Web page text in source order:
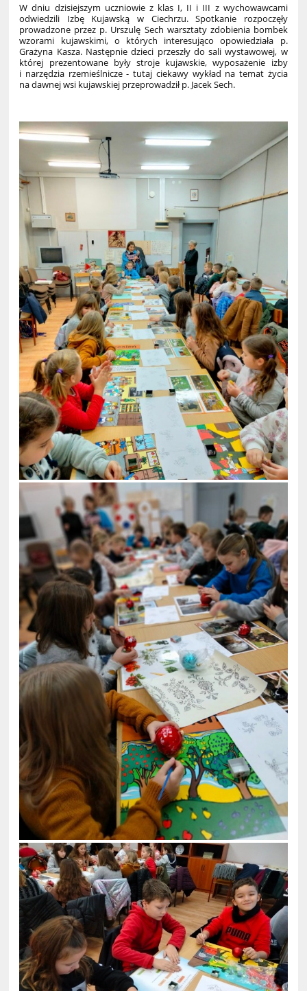
W dniu dzisiejszym uczniowie z klas I, II i III z wychowawcami
odwiedzili Izbę Kujawską w Ciechrzu. Spotkanie rozpoczęły
prowadzone przez p. Urszulę Sech warsztaty zdobienia bombek
wzorami kujawskimi, o których interesująco opowiedziała p.
Grażyna Kasza. Następnie dzieci przeszły do sali wystawowej, w
której prezentowane były stroje kujawskie, wyposażenie izby
i narzędzia rzemieślnicze - tutaj ciekawy wykład na temat życia
na dawnej wsi kujawskiej przeprowadził p. Jacek Sech.